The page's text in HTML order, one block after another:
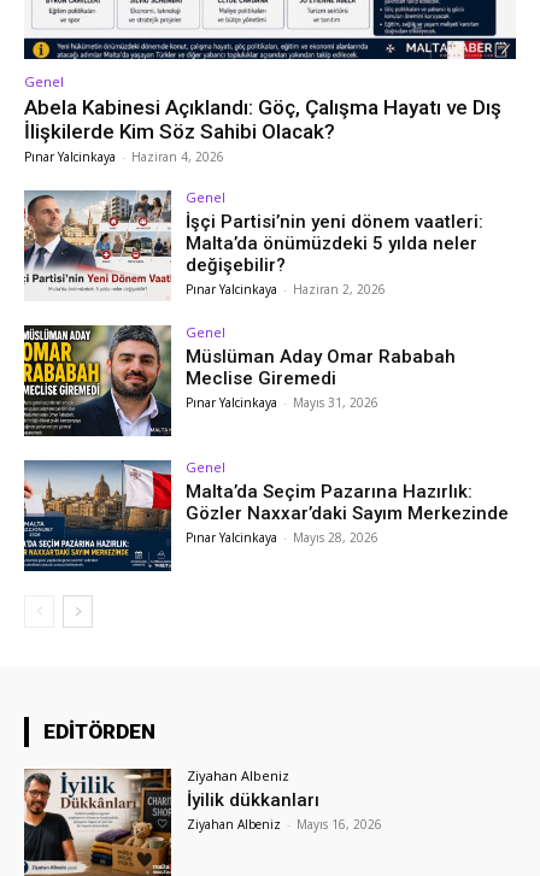
Genel
Abela Kabinesi Açıklandı: Göç, Çalışma Hayatı ve Dış
İlişkilerde Kim Söz Sahibi Olacak?
Pınar Yalcinkaya - Haziran 4, 2026
Genel
İşçi Partisi’nin yeni dönem vaatleri:
Malta’da önümüzdeki 5 yılda neler
değişebilir?
Pınar Yalcinkaya - Haziran 2, 2026
Genel
Müslüman Aday Omar Rababah
Meclise Giremedi
Pınar Yalcinkaya - Mayıs 31, 2026
Genel
Malta’da Seçim Pazarına Hazırlık:
Gözler Naxxar’daki Sayım Merkezinde
Pınar Yalcinkaya - Mayıs 28, 2026
EDİTÖRDEN
Ziyahan Albeniz
İyilik dükkanları
Ziyahan Albeniz - Mayıs 16, 2026